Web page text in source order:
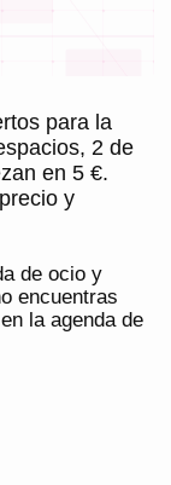
para la
2 de
en 5 €.
y
de ocio y
encuentras
la agenda de